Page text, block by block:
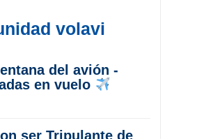
volavi
del avión -
en vuelo
ser Tripulante de